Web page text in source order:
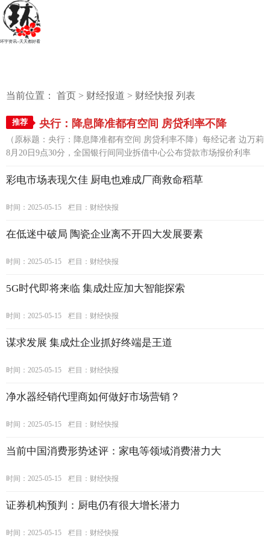
环宇资讯--天天都好看
当前位置： 首页 > 财经报道 > 财经快报 列表
推荐 央行：降息降准都有空间 房贷利率不降
（原标题：央行：降息降准都有空间 房贷利率不降）每经记者 边万莉
8月20日9点30分，全国银行间同业拆借中心公布贷款市场报价利率
人民银行在8月17日决定改革完善贷... [详情]
彩电市场表现欠佳 厨电也难成厂商救命稻草
时间：2025-05-15 栏目： 财经快报
在低迷中破局 陶瓷企业离不开四大发展要素
时间：2025-05-15 栏目： 财经快报
5G时代即将来临 集成灶应加大智能探索
时间：2025-05-15 栏目： 财经快报
谋求发展 集成灶企业抓好终端是王道
时间：2025-05-15 栏目： 财经快报
净水器经销代理商如何做好市场营销？
时间：2025-05-15 栏目： 财经快报
当前中国消费形势述评：家电等领域消费潜力大
时间：2025-05-15 栏目： 财经快报
证券机构预判：厨电仍有很大增长潜力
时间：2025-05-15 栏目： 财经快报